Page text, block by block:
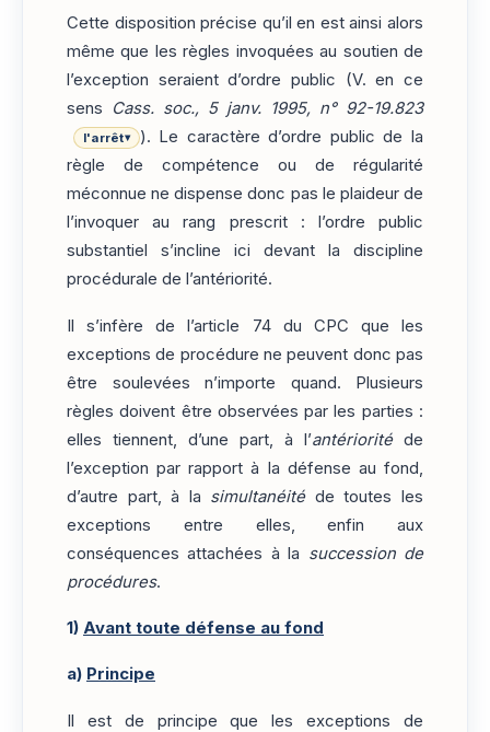
Cette disposition précise qu’il en est ainsi alors
même que les règles invoquées au soutien de
l’exception seraient d’ordre public (V. en ce
sens
Cass. soc., 5 janv. 1995, n° 92-19.823
l'arrêt▾
). Le caractère d’ordre public de la
règle de compétence ou de régularité
méconnue ne dispense donc pas le plaideur de
l’invoquer au rang prescrit : l’ordre public
substantiel s’incline ici devant la discipline
procédurale de l’antériorité.
Il s’infère de l’article 74 du CPC que les
exceptions de procédure ne peuvent donc pas
être soulevées n’importe quand. Plusieurs
règles doivent être observées par les parties :
elles tiennent, d’une part, à l’antérioritéde
l’exception par rapport à la défense au fond,
d’autre part, à la simultanéitéde toutes les
exceptions entre elles, enfin aux
conséquences attachées à la succession de
procédures.
1) Avant toute défense au fond
a) Principe
Il est de principe que les exceptions de